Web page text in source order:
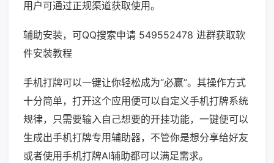
用户可通过正规渠道获取使用。
辅助安装，可QQ搜索申请 549552478 进群获取软
件安装教程
手机打牌可以一键让你轻松成为“必赢”。其操作方式
十分简单，打开这个应用便可以自定义手机打牌系统
规律，只需要输入自己想要的开挂功能，一键便可以
生成出手机打牌专用辅助器，不管你是想分享给好友
或者使用手机打牌AI辅助都可以满足需求。